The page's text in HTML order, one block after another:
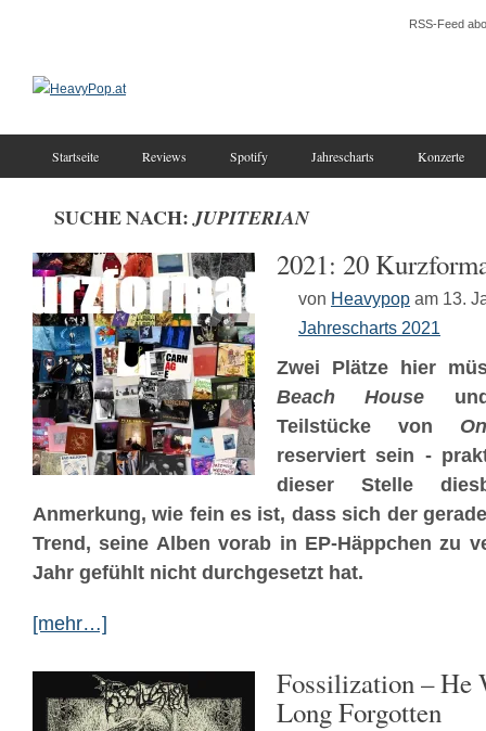
RSS-Feed
Startseite Reviews Spotify Jahrescharts Konzerte
SUCHE NACH:JUPITERIAN
2021: 20
von Heavypop am 13.
Jahrescharts 2021
Zwei Plätze hier
Beach House
Teilstücke von
reserviert sein -
dieser Stelle
Anmerkung, wie fein es ist, dass sich der
Trend, seine Alben vorab in EP-Häppchen zu
Jahr gefühlt nicht durchgesetzt hat.
[mehr…]
Fossilization – He
Long Forgotten